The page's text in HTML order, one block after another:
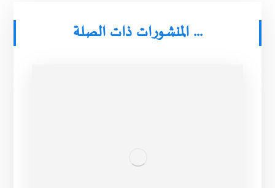
المنشورات ذات الصلة ...